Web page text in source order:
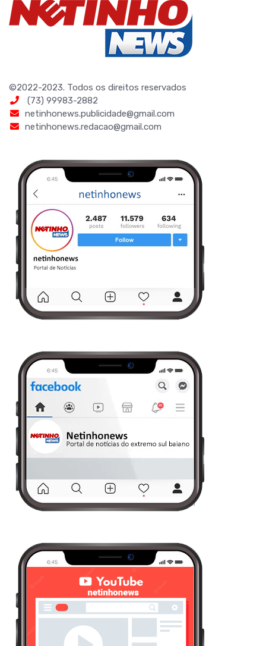
©2022-2023. Todos os direitos reservados
(73) 99983-2882
netinhonews.publicidade@gmail.com
netinhonews.redacao@gmail.com